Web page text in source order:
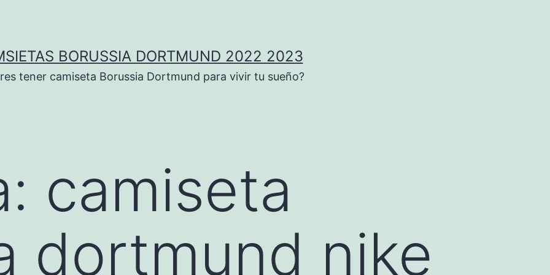
BORUSSIA DORTMUND 2022 2023
tener camiseta Borussia Dortmund para vivir tu sueño?
camiseta
dortmund nike